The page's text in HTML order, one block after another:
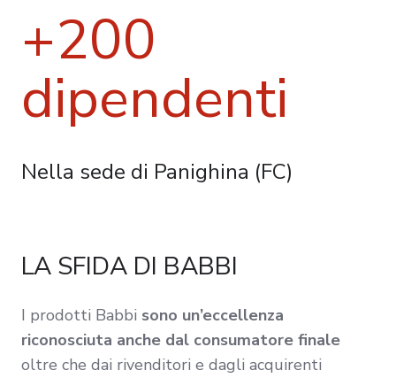
+200
dipendenti
Nella sede di Panighina (FC)
LA SFIDA DI BABBI
I prodotti Babbi sono un’eccellenza
riconosciuta anche dal consumatore finale
oltre che dai rivenditori e dagli acquirenti